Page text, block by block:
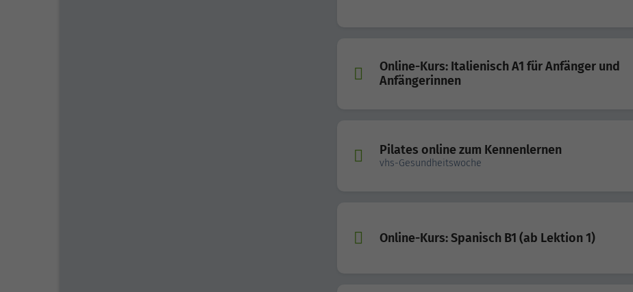
Online-Kurs: Italienisch A1 für Anfänger und
Anfängerinnen
Pilates online zum Kennenlernen
vhs-Gesundheitswoche
Online-Kurs: Spanisch B1 (ab Lektion 1)